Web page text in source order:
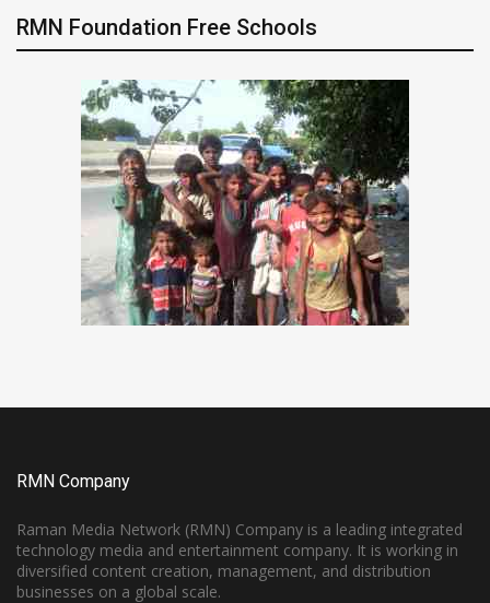
RMN Foundation Free Schools
RMN Company
Raman Media Network (RMN) Company is a leading integrated
technology media and entertainment company. It is working in
diversified content creation, management, and distribution
businesses on a global scale.